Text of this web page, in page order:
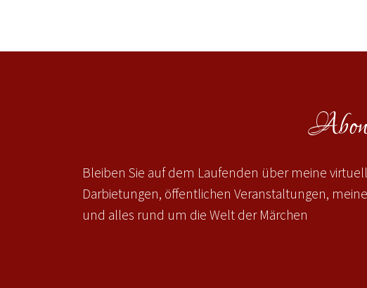
Bleiben Sie auf dem Laufenden über meine
Darbietungen, öffentlichen Veranstaltungen,
und alles rund um die Welt der Märchen